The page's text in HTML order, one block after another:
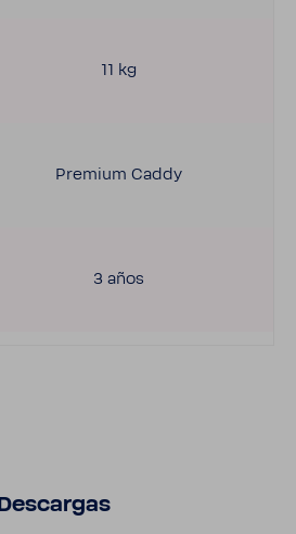
11 kg
Premium Caddy
3 años
Descargas